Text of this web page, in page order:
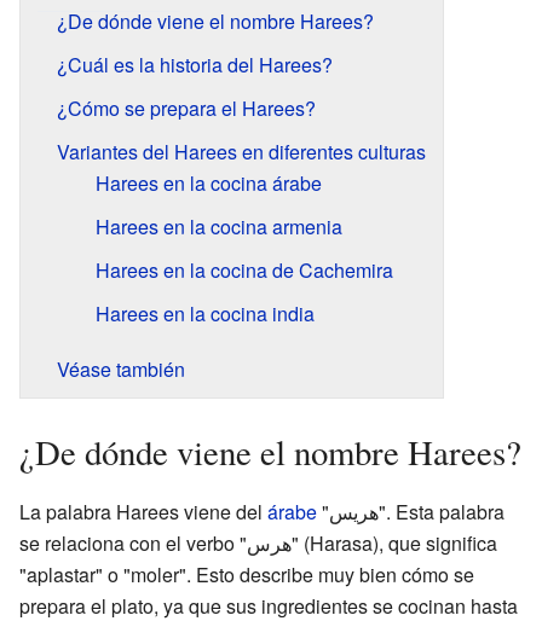
¿De dónde viene el nombre Harees?
¿Cuál es la historia del Harees?
¿Cómo se prepara el Harees?
Variantes del Harees en diferentes culturas
Harees en la cocina árabe
Harees en la cocina armenia
Harees en la cocina de Cachemira
Harees en la cocina india
Véase también
¿De dónde viene el nombre Harees?
La palabra Harees viene del árabe"هريس". Esta palabra
se relaciona con el verbo "هرس" (Harasa), que significa
"aplastar" o "moler". Esto describe muy bien cómo se
prepara el plato, ya que sus ingredientes se cocinan hasta